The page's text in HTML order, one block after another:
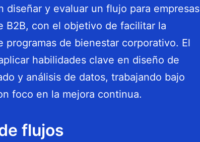
diseñar y evaluar un flujo para empresas
B2B, con el objetivo de facilitar la
programas de bienestar corporativo. El
habilidades clave en diseño de
y análisis de datos, trabajando bajo
foco en la mejora continua.
flujos